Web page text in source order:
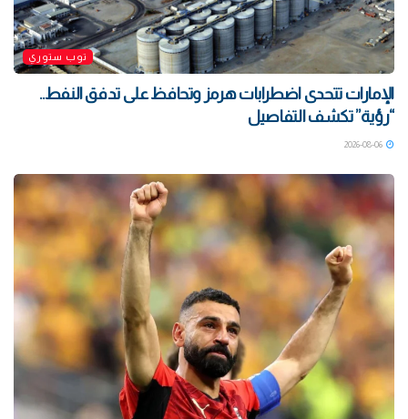
توب ستوري
الإمارات تتحدى اضطرابات هرمز وتحافظ على تدفق النفط..
“رؤية” تكشف التفاصيل